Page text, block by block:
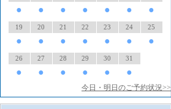
● ● ● ● ● ● ●
19
●
20
●
21
●
22
●
23
●
24
●
25
●
26
●
27
●
28
●
29
●
30
●
31
●
今日・明日のご予約状況>>